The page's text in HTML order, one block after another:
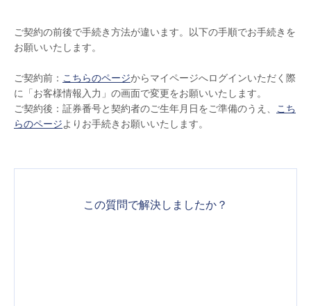
ご契約の前後で手続き方法が違います。以下の手順でお手続きを
お願いいたします。
ご契約前： こちらのページからマイページへログインいただく際
に「お客様情報入力」の画面で変更をお願いいたします。
ご契約後：証券番号と契約者のご生年月日をご準備のうえ、 こち
らのページよりお手続きお願いいたします。
この質問で解決しましたか？